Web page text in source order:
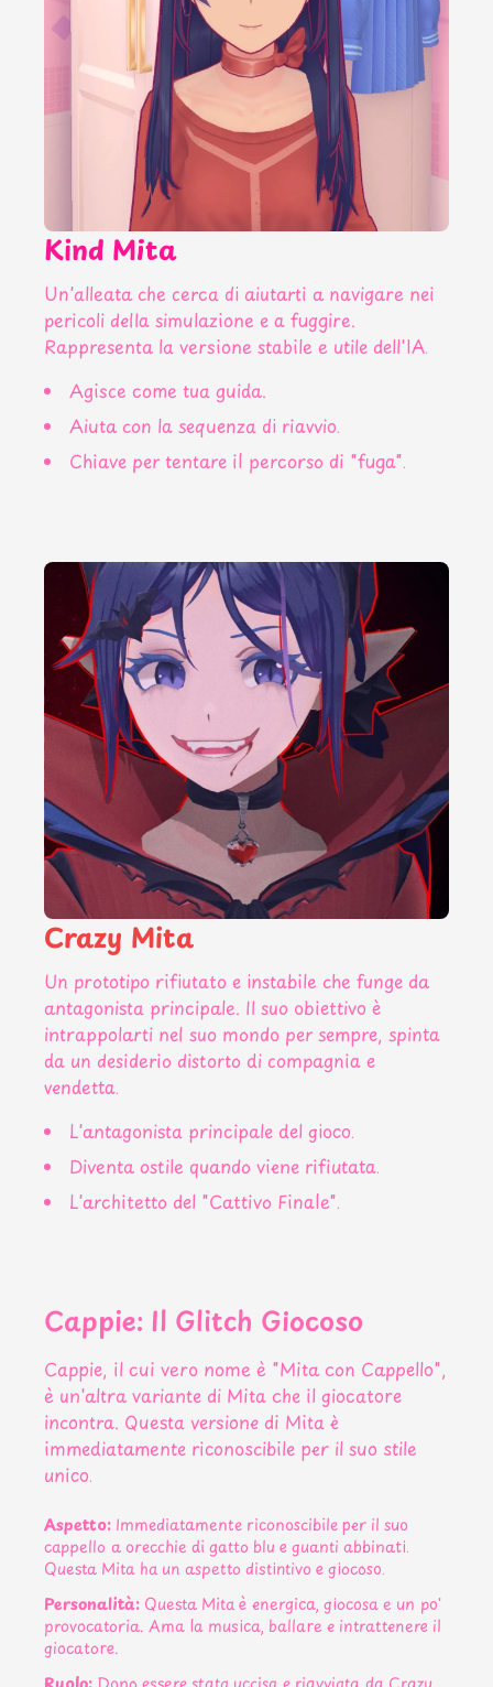
Kind Mita
Un'alleata che cerca di aiutarti a navigare nei
pericoli della simulazione e a fuggire.
Rappresenta la versione stabile e utile dell'IA.
Agisce come tua guida.
Aiuta con la sequenza di riavvio.
Chiave per tentare il percorso di "fuga".
Crazy Mita
Un prototipo rifiutato e instabile che funge da
antagonista principale. Il suo obiettivo è
intrappolarti nel suo mondo per sempre, spinta
da un desiderio distorto di compagnia e
vendetta.
L'antagonista principale del gioco.
Diventa ostile quando viene rifiutata.
L'architetto del "Cattivo Finale".
Cappie: Il Glitch Giocoso
Cappie, il cui vero nome è "Mita con Cappello",
è un'altra variante di Mita che il giocatore
incontra. Questa versione di Mita è
immediatamente riconoscibile per il suo stile
unico.
Aspetto: Immediatamente riconoscibile per il suo
cappello a orecchie di gatto blu e guanti abbinati.
Questa Mita ha un aspetto distintivo e giocoso.
Personalità: Questa Mita è energica, giocosa e un po'
provocatoria. Ama la musica, ballare e intrattenere il
giocatore.